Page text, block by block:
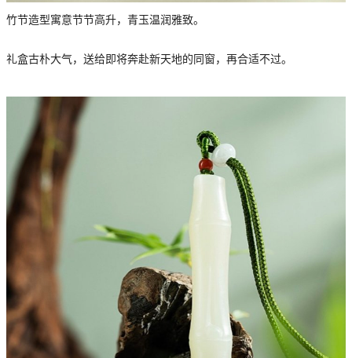
竹节造型寓意节节高升，青玉温润雅致。
礼盒古朴大气，送给即将奔赴新天地的同窗，再合适不过。